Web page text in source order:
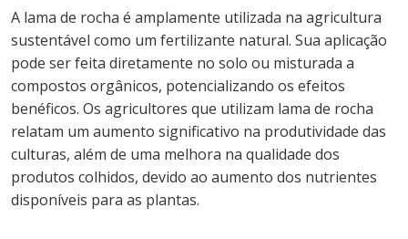
A lama de rocha é amplamente utilizada na agricultura
sustentável como um fertilizante natural. Sua aplicação
pode ser feita diretamente no solo ou misturada a
compostos orgânicos, potencializando os efeitos
benéficos. Os agricultores que utilizam lama de rocha
relatam um aumento significativo na produtividade das
culturas, além de uma melhora na qualidade dos
produtos colhidos, devido ao aumento dos nutrientes
disponíveis para as plantas.